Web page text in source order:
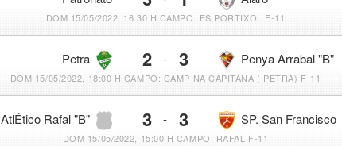
DOM 15/05/2022, 16:30 H CAMPO: ES PORTIXOL F-11
Petra 2 - Penya Arrabal "B"
3
DOM 15/05/2022, 18:00 H CAMPO: CAMP NA CAPITANA ( PETRA) F-11
AtlÉtico Rafal "B" 3 - SP. San Francisco
3
DOM 15/05/2022, 15:00 H CAMPO: RAFAL F-11